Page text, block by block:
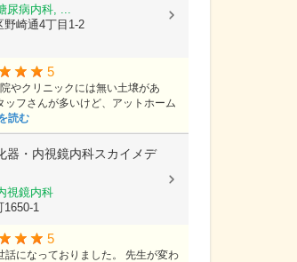
尿病内科, ...
野崎通4丁目1-2
5
やクリニックには無い土壌があ
ッフさんが多いけど、アットホーム
読む
器・内視鏡内科スカイメデ
視鏡内科
1650-1
5
話になっておりました。 先生が変わ